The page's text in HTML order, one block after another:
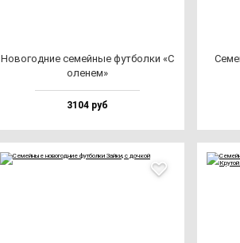
Ново­год­ние се­мей­ные фут­бол­ки «С
оле­нем»
3104 руб